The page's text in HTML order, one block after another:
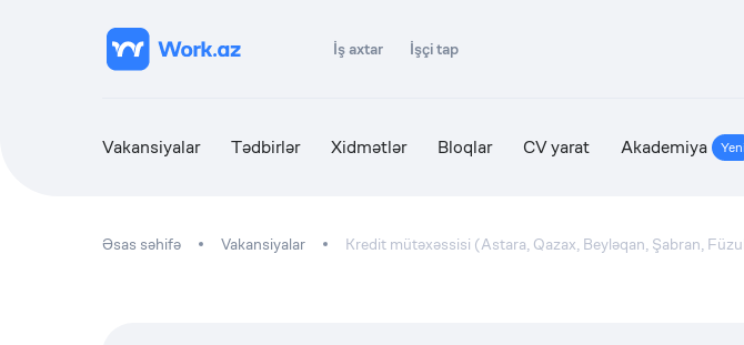
İş axtar İşçi tap
Vakansiyalar Tədbirlər Xidmətlər Bloqlar CV yarat Akademiya Yeni
Əsas səhifə Vakansiyalar Kredit mütəxəssisi (Astara, Qazax, Beyləqan, Şabran,